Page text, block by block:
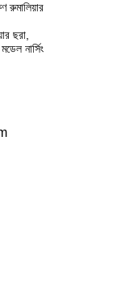
রুমালিয়ার
ছরা,
নার্সিং